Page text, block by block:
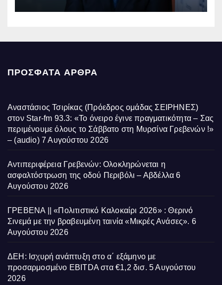
ΠΡΌΣΦΑΤΑ ΆΡΘΡΑ
Αναστάσιος Τσιρίκας (Πρόεδρος ομάδας ΣΕΙΡΗΝΕΣ)
στον Star-fm 93.3: «Το όνειρο έγινε πραγματικότητα – Σας
περιμένουμε όλους το Σάββατο στη Μυρσίνα Γρεβενών !»
– (audio) 7 Αυγούστου 2026
Αντιπεριφέρεια Γρεβενών: Ολοκληρώνεται η
ασφαλτόστρωση της οδού Περιβόλι – Αβδέλλα 6
Αυγούστου 2026
ΓΡΕΒΕΝΑ || «Πολιτιστικό Καλοκαίρι 2026» : Θερινό
Σινεμά με την βραβευμένη ταινία «Μικρές Ανάσες». 6
Αυγούστου 2026
ΔΕΗ: Ισχυρή ανάπτυξη στο α΄ εξάμηνο με
προσαρμοσμένο EBITDA στα €1,2 δισ. 5 Αυγούστου
2026